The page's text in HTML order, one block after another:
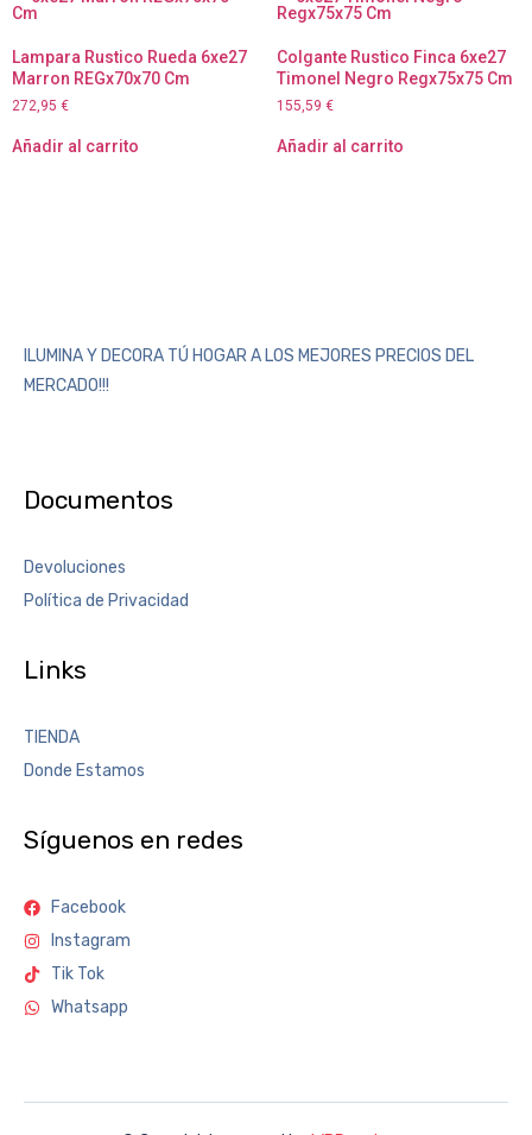
Lampara Rustico Rueda 6xe27
Marron REGx70x70 Cm
272,95 €
Añadir al carrito
Colgante Rustico Finca 6xe27
Timonel Negro Regx75x75 Cm
155,59 €
Añadir al carrito
ILUMINA Y DECORA TÚ HOGAR A LOS MEJORES PRECIOS DEL
MERCADO!!!
Documentos
Devoluciones
Política de Privacidad
Links
TIENDA
Donde Estamos
Síguenos en redes
Facebook
Instagram
Tik Tok
Whatsapp